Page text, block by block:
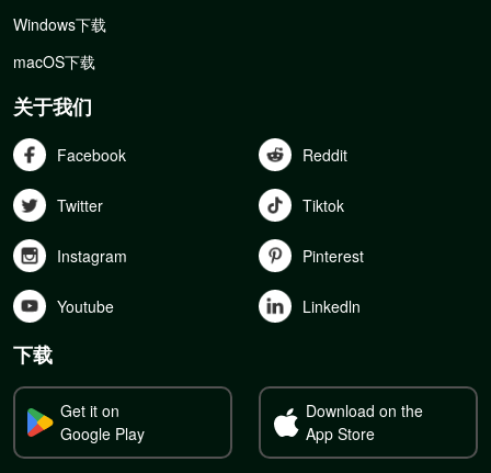
Windows下载
macOS下载
关于我们
Facebook Reddit
Twitter Tiktok
Instagram Pinterest
Youtube Linkedln
下载
Get it on
Google Play
Download on the
App Store